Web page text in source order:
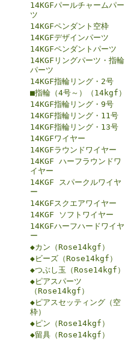
14KGFパールチャームパー
ツ
14KGFペンダント空枠
14KGFデザインパーツ
14KGFペンダントパーツ
14KGFリングパーツ・指輪
パーツ
14KGF指輪リング・2号
■指輪（4号～）（14kgf）
14KGF指輪リング・9号
14KGF指輪リング・11号
14KGF指輪リング・13号
14KGFワイヤー
14KGFラウンドワイヤー
14KGF ハーフラウンドワ
イヤー
14KGF スパークルワイヤ
ー
14KGFスクエアワイヤー
14KGF ソフトワイヤー
14KGFハーフハードワイヤ
ー
◆カン（Rose14kgf）
◆ビーズ（Rose14kgf）
◆つぶし玉（Rose14kgf）
◆ピアスパーツ
（Rose14kgf）
◆ピアスセッティング（空
枠）
◆ピン（Rose14kgf）
◆留具（Rose14kgf）